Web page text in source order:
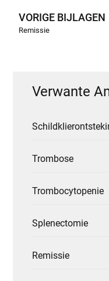
VORIGE BIJLAGEN
Remissie
Verwante
Trombose
Trombocytopenie
Splenectomie
Remissie